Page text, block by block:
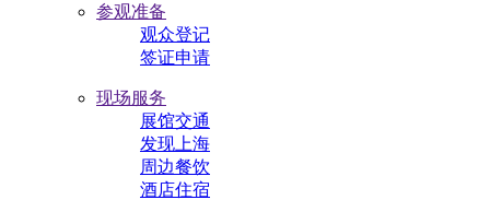
参观准备
观众登记
签证申请
现场服务
展馆交通
发现上海
周边餐饮
酒店住宿